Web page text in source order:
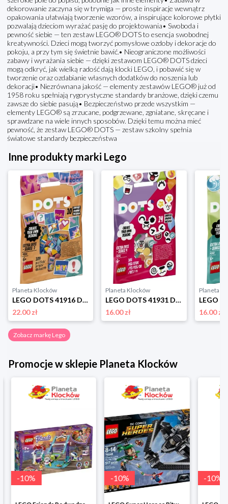
dekorowanie zaczyna się w trymiga — proste inspiracje wewnątrz
opakowania ułatwiają tworzenie wzorów, a inspirujące kolorowe płytki
pozwalają dzieciom wyrażać pasję do projektowania• Swoboda i
pewność siebie — ten zestaw LEGO® DOTS to esencja swobodnej
kreatywności. Dzieci mogą tworzyć pomysłowe ozdoby i dekoracje do
pokoju, a przy tym się świetnie bawić.• Nieograniczone możliwości
zabawy i wyrażania siebie — dzięki zestawom LEGO® DOTS dzieci
mogą odkryć, jak wielką radość dają klocki LEGO, i pobawić się w
tworzenie oraz ozdabianie własnych dodatków do noszenia lub
dekoracji• Niezrównana jakość — elementy zestawów LEGO® już od
1958 roku spełniają rygorystyczne standardy branżowe, dzięki czemu
zawsze do siebie pasują• Bezpieczeństwo przede wszystkim —
elementy LEGO® są zrzucane, podgrzewane, zgniatane, skręcane i
sprawdzane na wiele innych sposobów. Dzięki temu można mieć
pewność, że zestaw LEGO® DOTS — zestaw szkolny spełnia
światowe standardy bezpieczeństwa
Inne produkty marki Lego
Planeta Klocków
LEGO DOTS 41916 Dodatki DOTS - seria 2 Lego
22.00 zł
Planeta Klocków
LEGO DOTS 41931 Dodatki DOTS - seria 4 Lego
16.00 zł
Planeta
16.00 zł
Zobacz markę Lego
Promocje w sklepie Planeta Klocków
-10% 10% 10%